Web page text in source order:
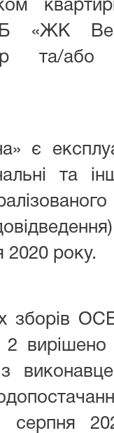
«ЖК
та/або
є
та
року.
зборів
з
серпня